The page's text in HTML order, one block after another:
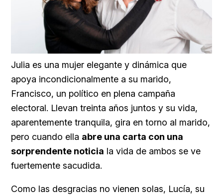
Julia es una mujer elegante y dinámica que
apoya incondicionalmente a su marido,
Francisco, un político en plena campaña
electoral. Llevan treinta años juntos y su vida,
aparentemente tranquila, gira en torno al marido,
pero cuando ella abre una carta con una
sorprendente noticia la vida de ambos se ve
fuertemente sacudida.
Como las desgracias no vienen solas, Lucía, su